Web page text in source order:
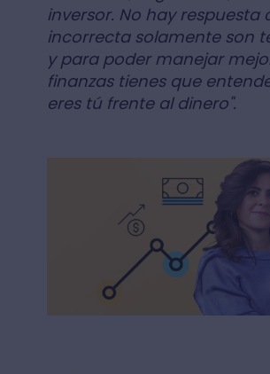
inversor. No hay respuesta
incorrecta solamente son
y para poder manejar
finanzas tienes que
eres tú frente al dinero".